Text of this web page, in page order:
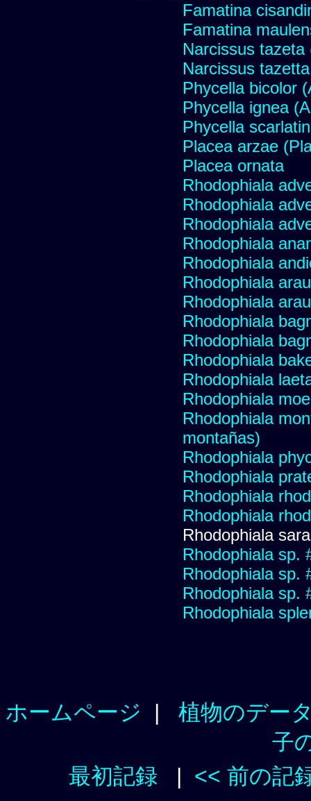
Famatina
Famatina
Narcissus
Narcissus
Phycella bicolor
Phycella ignea
Phycella
Placea arzae
Placea ornata
Rhodophiala
Rhodophiala
Rhodophiala
Rhodophiala
Rhodophiala
Rhodophiala
Rhodophiala
Rhodophiala
Rhodophiala
Rhodophiala
Rhodophiala
Rhodophiala
Rhodophiala
montañas)
Rhodophiala
Rhodophiala
Rhodophiala
Rhodophiala
Rhodophiala
Rhodophiala sp.
Rhodophiala sp.
Rhodophiala sp.
Rhodophiala
ホームページ | 植物のデー
子
最初記録 | << 前の記